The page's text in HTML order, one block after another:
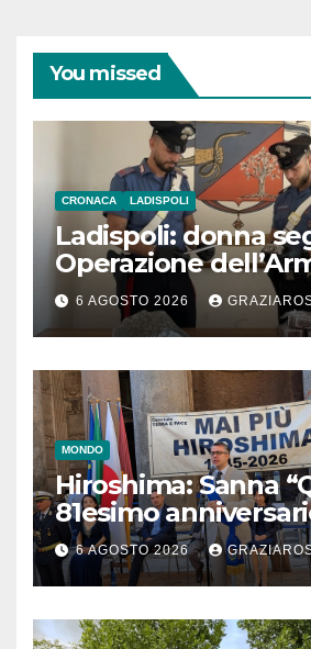
You missed
CRONACA LADISPOLI
Ladispoli: donna
Operazione
6 AGOSTO 2026
MONDO
Hiroshima: Sanna
81esimo
monito per tutti”
6 AGOSTO 2026